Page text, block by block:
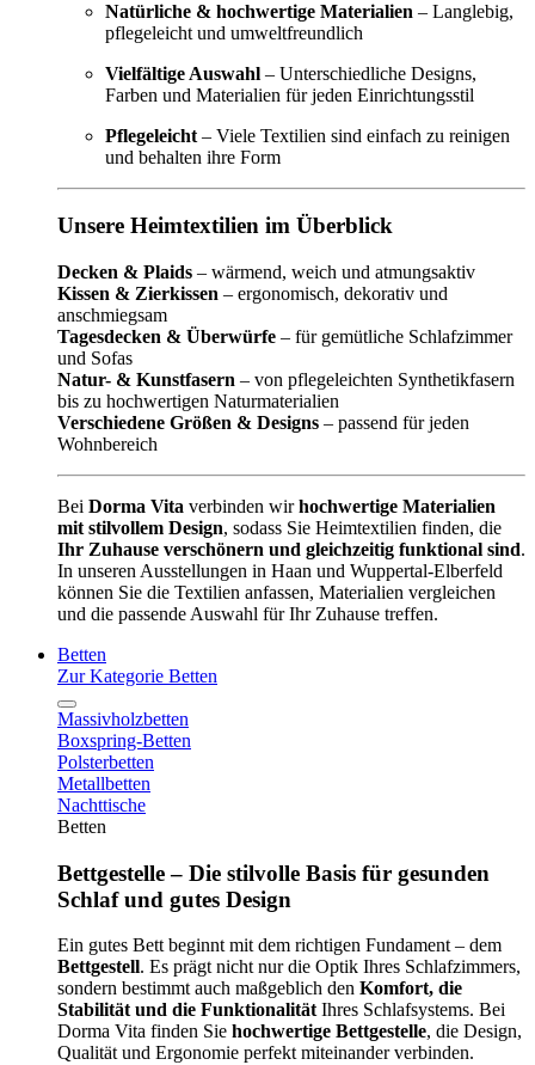
Natürliche & hochwertige Materialien – Langlebig,
pflegeleicht und umweltfreundlich
Vielfältige Auswahl – Unterschiedliche Designs,
Farben und Materialien für jeden Einrichtungsstil
Pflegeleicht – Viele Textilien sind einfach zu reinigen
und behalten ihre Form
Unsere Heimtextilien im Überblick
Decken & Plaids – wärmend, weich und atmungsaktiv
Kissen & Zierkissen – ergonomisch, dekorativ und
anschmiegsam
Tagesdecken & Überwürfe – für gemütliche Schlafzimmer
und Sofas
Natur- & Kunstfasern – von pflegeleichten Synthetikfasern
bis zu hochwertigen Naturmaterialien
Verschiedene Größen & Designs – passend für jeden
Wohnbereich
Bei Dorma Vita verbinden wirhochwertige Materialien
mit stilvollem Design, sodass Sie Heimtextilien finden, die
Ihr Zuhause verschönern und gleichzeitig funktional sind.
In unseren Ausstellungen in Haan und Wuppertal-Elberfeld
können Sie die Textilien anfassen, Materialien vergleichen
und die passende Auswahl für Ihr Zuhause treffen.
Betten
Zur Kategorie Betten
Massivholzbetten
Boxspring-Betten
Polsterbetten
Metallbetten
Nachttische
Betten
Bettgestelle – Die stilvolle Basis für gesunden
Schlaf und gutes Design
Ein gutes Bett beginnt mit dem richtigen Fundament – dem
Bettgestell. Es prägt nicht nur die Optik Ihres Schlafzimmers,
sondern bestimmt auch maßgeblich den Komfort, die
Stabilität und die Funktionalität Ihres Schlafsystems. Bei
Dorma Vita finden Sie hochwertige Bettgestelle, die Design,
Qualität und Ergonomie perfekt miteinander verbinden.